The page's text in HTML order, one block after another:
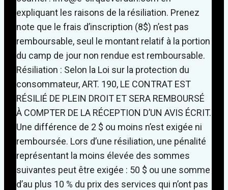
expliquant les raisons de la résiliation. Prenez
note que le frais d’inscription (8$) n’est pas
remboursable, seul le montant relatif à la portion
du camp de jour non rendue est remboursable.
Résiliation : Selon la Loi sur la protection du
consommateur, ART. 190, LE CONTRAT EST
RÉSILIÉ DE PLEIN DROIT ET SERA REMBOURSÉ
À COMPTER DE LA RÉCEPTION D’UN AVIS ÉCRIT.
Une différence de 2 $ ou moins n’est exigée ni
remboursée. Lors d’une résiliation, une pénalité
représentant la moins élevée des sommes
suivantes peut être exigée : 50 $ ou une somme
d’au plus 10 % du prix des services qui n’ont pas